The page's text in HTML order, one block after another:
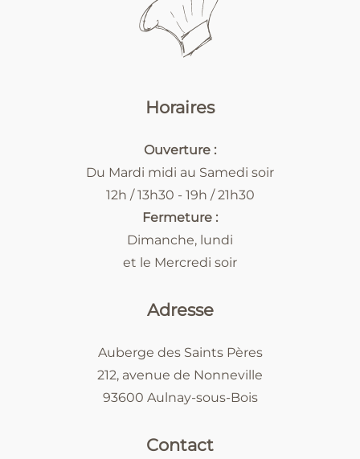
Adresse
Auberge des Saints Pères
212, avenue de Nonneville
93600 Aulnay-sous-Bois
Horaires
Ouverture :
Du Mardi midi au Samedi soir
12h / 13h30 - 19h / 21h30
Fermeture :
Dimanche, lundi
et le Mercredi soir
Contact